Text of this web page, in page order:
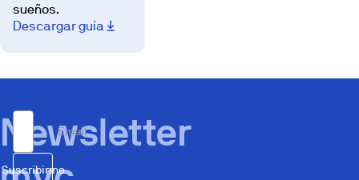
sueños.
Descargar guía
Newsletter
Email
Suscribirme